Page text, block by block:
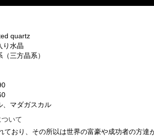
quartz
り水晶
三方晶系）
、マダガスカル
いて
ており、その所以は世界の富豪や成功者の方